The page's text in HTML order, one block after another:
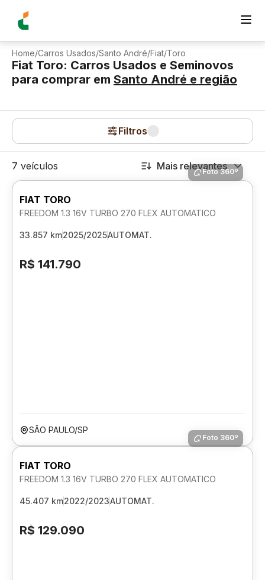
Home/Carros Usados/Santo André/Fiat/Toro
Fiat Toro: Carros Usados e Seminovos
para comprar em Santo André e região
Filtros
7 veículos Mais relevantes
Foto 360º
FIAT TORO
FREEDOM 1.3 16V TURBO 270 FLEX AUTOMATICO
33.857 km2025/2025AUTOMAT.
R$ 141.790
SÃO PAULO/SP
Foto 360º
FIAT TORO
FREEDOM 1.3 16V TURBO 270 FLEX AUTOMATICO
45.407 km2022/2023AUTOMAT.
R$ 129.090